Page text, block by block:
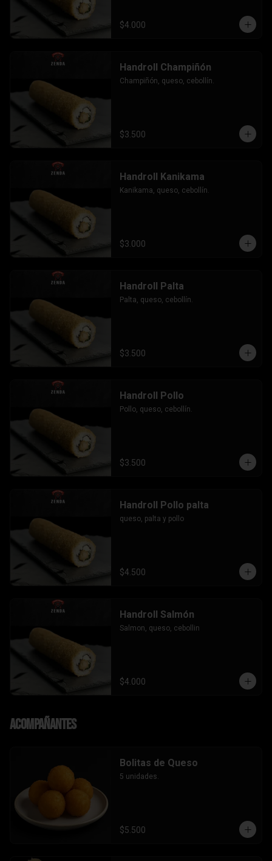
$4.000
Handroll Champiñón
Champiñón, queso, cebollín.
$3.500
Handroll Kanikama
Kanikama, queso, cebollín.
$3.000
Handroll Palta
Palta, queso, cebollín.
$3.500
Handroll Pollo
Pollo, queso, cebollín.
$3.500
Handroll Pollo palta
queso, palta y pollo
$4.500
Handroll Salmón
Salmon, queso, cebollin
$4.000
Acompañantes
Bolitas de Queso
5 unidades.
$5.500